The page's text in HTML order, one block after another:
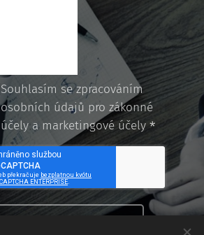
Souhlasím se zpracováním
osobních údajů pro zákonné
účely a marketingové účely